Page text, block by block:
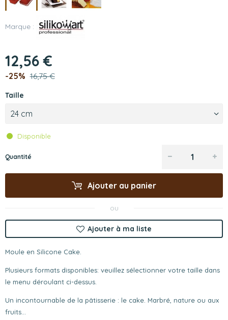
Marque :
12,56 €
-25% 16,75 €
Taille
24 cm
Disponible
Quantité
Ajouter au panier
ou
Ajouter à ma liste
Moule en Silicone Cake.
Plusieurs formats disponibles: veuillez sélectionner votre taille dans
le menu déroulant ci-dessus.
Un incontournable de la pâtisserie : le cake. Marbré, nature ou aux
fruits...